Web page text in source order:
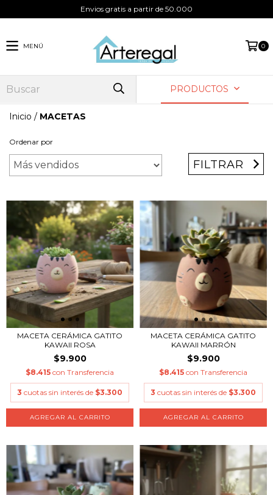
Envios gratis a partir de 50.000
MENÚ 0
PRODUCTOS
Inicio / MACETAS
Ordenar por
FILTRAR
MACETA CERÁMICA GATITO
KAWAII ROSA
$9.900
$8.415 con Transferencia
3 cuotas sin interés de $3.300
MACETA CERÁMICA GATITO
KAWAII MARRÓN
$9.900
$8.415 con Transferencia
3 cuotas sin interés de $3.300